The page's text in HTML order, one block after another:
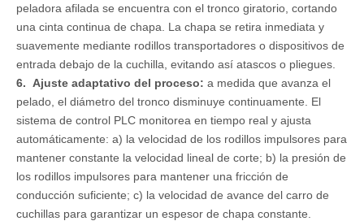
peladora afilada se encuentra con el tronco giratorio, cortando
una cinta continua de chapa. La chapa se retira inmediata y
suavemente mediante rodillos transportadores o dispositivos de
entrada debajo de la cuchilla, evitando así atascos o pliegues.
6. Ajuste adaptativo del proceso: a medida que avanza el
pelado, el diámetro del tronco disminuye continuamente. El
sistema de control PLC monitorea en tiempo real y ajusta
automáticamente: a) la velocidad de los rodillos impulsores para
mantener constante la velocidad lineal de corte; b) la presión de
los rodillos impulsores para mantener una fricción de
conducción suficiente; c) la velocidad de avance del carro de
cuchillas para garantizar un espesor de chapa constante.